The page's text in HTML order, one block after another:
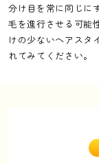
分け目を常に同じに
毛を進行させる可能
けの少ないヘアスタ
れてみてください。